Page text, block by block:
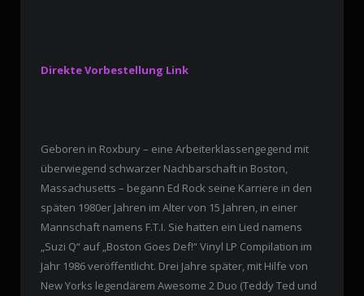
Direkte Vorbestellung Link
Geboren in Roxbury – eine Arbeiterklassengegend mit
überwiegend schwarzer Nachbarschaft in Boston,
Massachusetts – begann Ed Rock seine Karriere in den
späten 1980er Jahren im Alter von 15 Jahren, in einer
Mannschaft namens F.T.I. Sie hatten ein Lied namens
„Suzi Q“ auf „Boston Goes Def!“Vinyl LP Compilation im
Jahr 1986 veröffentlicht. Drei Jahre später, mit Hilfe von
New Yorks legendärem Awesome 2 Duo (Teddy Ted und